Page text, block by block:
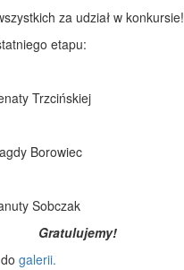
za udział w konkursie!
etapu:
Trzcińskiej
Borowiec
Sobczak
Gratulujemy!
galerii.